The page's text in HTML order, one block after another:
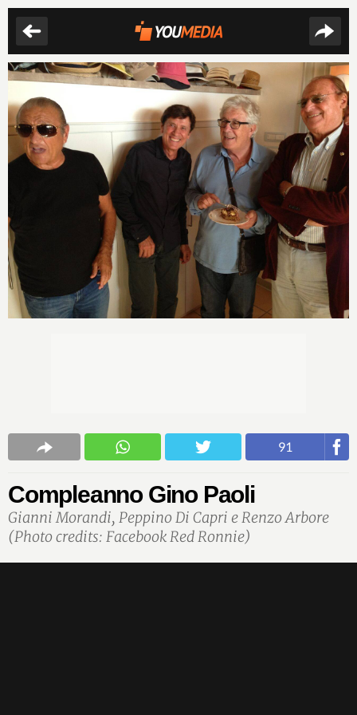
91
Compleanno Gino Paoli
Gianni Morandi, Peppino Di Capri e Renzo Arbore
(Photo credits: Facebook Red Ronnie)